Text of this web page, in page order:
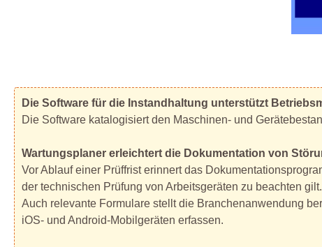
Die Software für die Instandhaltung unterstützt
Die Software katalogisiert den Maschinen- und
Wartungsplaner erleichtert die Dokumentation von
Vor Ablauf einer Prüffrist erinnert das
der technischen Prüfung von Arbeitsgeräten zu beachten
Auch relevante Formulare stellt die Branchenanwendung
iOS- und Android-Mobilgeräten erfassen.